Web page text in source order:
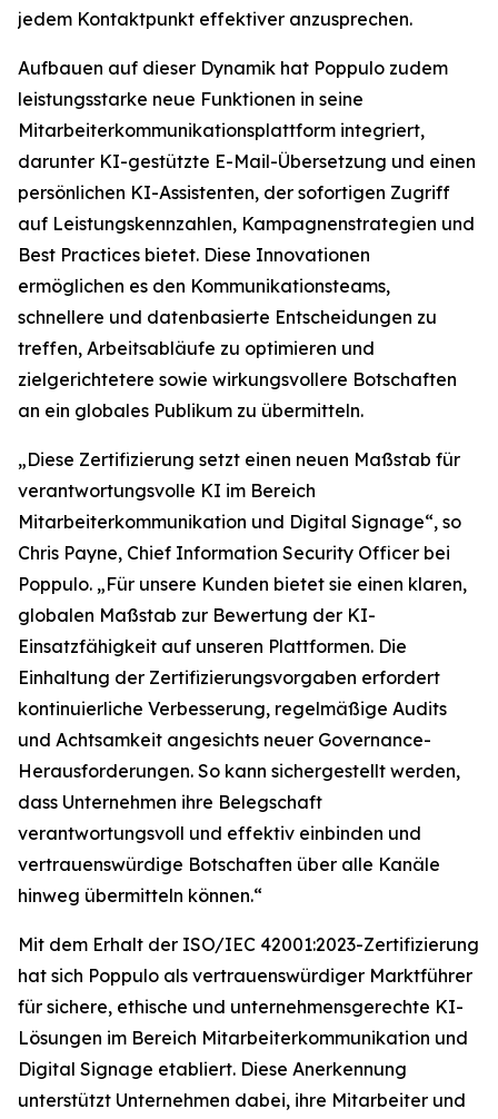
jedem Kontaktpunkt effektiver anzusprechen.
Aufbauen auf dieser Dynamik hat Poppulo zudem
leistungsstarke neue Funktionen in seine
Mitarbeiterkommunikationsplattform integriert,
darunter KI-gestützte E-Mail-Übersetzung und einen
persönlichen KI-Assistenten, der sofortigen Zugriff
auf Leistungskennzahlen, Kampagnenstrategien und
Best Practices bietet. Diese Innovationen
ermöglichen es den Kommunikationsteams,
schnellere und datenbasierte Entscheidungen zu
treffen, Arbeitsabläufe zu optimieren und
zielgerichtetere sowie wirkungsvollere Botschaften
an ein globales Publikum zu übermitteln.
„Diese Zertifizierung setzt einen neuen Maßstab für
verantwortungsvolle KI im Bereich
Mitarbeiterkommunikation und Digital Signage“, so
Chris Payne, Chief Information Security Officer bei
Poppulo. „Für unsere Kunden bietet sie einen klaren,
globalen Maßstab zur Bewertung der KI-
Einsatzfähigkeit auf unseren Plattformen. Die
Einhaltung der Zertifizierungsvorgaben erfordert
kontinuierliche Verbesserung, regelmäßige Audits
und Achtsamkeit angesichts neuer Governance-
Herausforderungen. So kann sichergestellt werden,
dass Unternehmen ihre Belegschaft
verantwortungsvoll und effektiv einbinden und
vertrauenswürdige Botschaften über alle Kanäle
hinweg übermitteln können.“
Mit dem Erhalt der ISO/IEC 42001:2023-Zertifizierung
hat sich Poppulo als vertrauenswürdiger Marktführer
für sichere, ethische und unternehmensgerechte KI-
Lösungen im Bereich Mitarbeiterkommunikation und
Digital Signage etabliert. Diese Anerkennung
unterstützt Unternehmen dabei, ihre Mitarbeiter und